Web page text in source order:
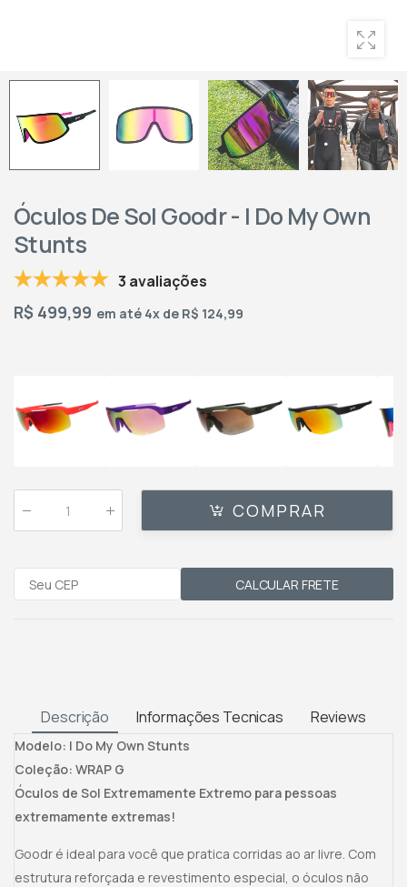
Óculos De Sol Goodr - I Do My Own
Stunts
3 avaliações
R$ 499,99 em até 4x de R$ 124,99
COMPRAR
CALCULAR FRETE
Descrição Informações Tecnicas Reviews
Modelo: I Do My Own Stunts
Coleção: WRAP G
Óculos de Sol Extremamente Extremo para pessoas
extremamente extremas!
Goodr é ideal para você que pratica corridas ao ar livre. Com
estrutura reforçada e revestimento especial, o óculos não